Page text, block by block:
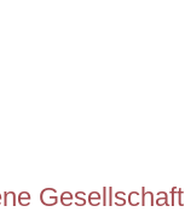
Gesellschaft